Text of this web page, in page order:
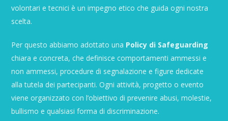
volontari e tecnici è un impegno etico che guida ogni nostra
scelta.
Per questo abbiamo adottato una Policy di Safeguarding
chiara e concreta, che definisce comportamenti ammessi e
non ammessi, procedure di segnalazione e figure dedicate
alla tutela dei partecipanti. Ogni attività, progetto o evento
viene organizzato con l’obiettivo di prevenire abusi, molestie,
bullismo e qualsiasi forma di discriminazione.